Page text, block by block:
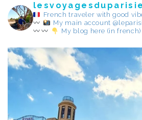
French traveler with good
My main account
My blog here (in french)